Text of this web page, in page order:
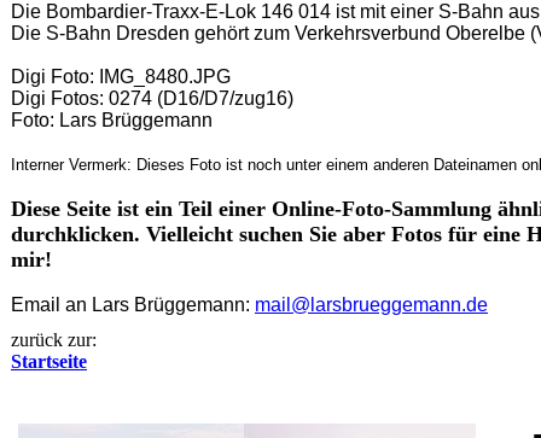
Die Bombardier-Traxx-E-Lok 146 014 ist mit einer S-Bahn
Die S-Bahn Dresden gehört zum Verkehrsverbund Oberelbe
Digi Foto: IMG_8480.JPG
Digi Fotos: 0274 (D16/D7/zug16)
Foto: Lars Brüggemann
Interner Vermerk: Dieses Foto ist noch unter einem anderen Dateinamen
Diese Seite ist ein Teil einer Online-Foto-Sammlung
durchklicken. Vielleicht suchen Sie aber Fotos für eine
mir!
Email an Lars Brüggemann: mail@larsbrueggemann.de
zurück zur:
Startseite